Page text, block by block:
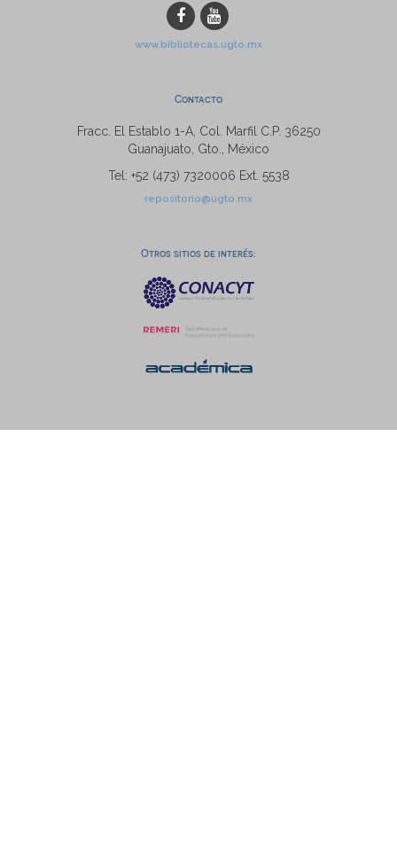
www.bibliotecas.ugto.mx
Contacto
Fracc. El Establo 1-A, Col. Marfil C.P. 36250
Guanajuato, Gto., México
Tel: +52 (473) 7320006 Ext. 5538
repositorio@ugto.mx
Otros sitios de interés: